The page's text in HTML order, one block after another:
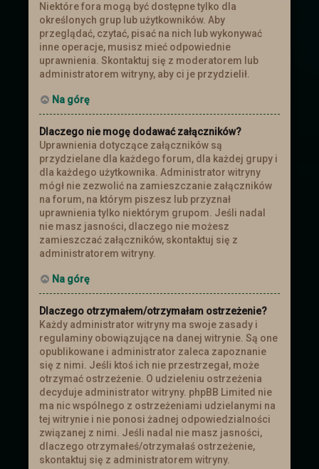
Niektóre fora mogą być dostępne tylko dla
określonych grup lub użytkowników. Aby
przeglądać, czytać, pisać na nich lub wykonywać
inne operacje, musisz mieć odpowiednie
uprawnienia. Skontaktuj się z moderatorem lub
administratorem witryny, aby ci je przydzielił.
Na górę
Dlaczego nie mogę dodawać załączników?
Uprawnienia dotyczące załączników są
przydzielane dla każdego forum, dla każdej grupy i
dla każdego użytkownika. Administrator witryny
mógł nie zezwolić na zamieszczanie załączników
na forum, na którym piszesz lub przyznał
uprawnienia tylko niektórym grupom. Jeśli nadal
nie masz jasności, dlaczego nie możesz
zamieszczać załączników, skontaktuj się z
administratorem witryny.
Na górę
Dlaczego otrzymałem/otrzymałam ostrzeżenie?
Każdy administrator witryny ma swoje zasady i
regulaminy obowiązujące na danej witrynie. Są one
opublikowane i administrator zaleca zapoznanie
się z nimi. Jeśli ktoś ich nie przestrzegał, może
otrzymać ostrzeżenie. O udzieleniu ostrzeżenia
decyduje administrator witryny. phpBB Limited nie
ma nic wspólnego z ostrzeżeniami udzielanymi na
tej witrynie i nie ponosi żadnej odpowiedzialności
związanej z nimi. Jeśli nadal nie masz jasności,
dlaczego otrzymałeś/otrzymałaś ostrzeżenie,
skontaktuj się z administratorem witryny.